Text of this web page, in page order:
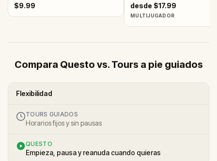
$9.99 desde $17.99
MULTIJUGADOR
Compara Questo vs. Tours a pie guiados
Flexibilidad
TOURS GUIADOS
Horarios fijos y sin pausas
QUESTO
Empieza, pausa y reanuda cuando quieras